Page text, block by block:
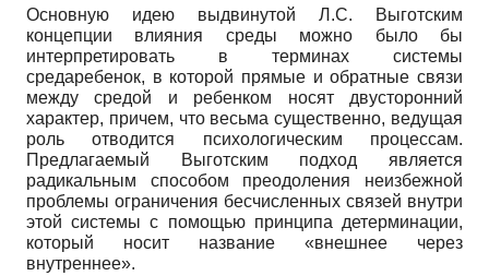
Основную идею выдвинутой Л.С. Выготским
концепции влияния среды можно было бы
интерпретировать в терминах системы
средаребенок, в которой прямые и обратные связи
между средой и ребенком носят двусторонний
характер, причем, что весьма существенно, ведущая
роль отводится психологическим процессам.
Предлагаемый Выготским подход является
радикальным способом преодоления неизбежной
проблемы ограничения бесчисленных связей внутри
этой системы с помощью принципа детерминации,
который носит название «внешнее через
внутреннее».